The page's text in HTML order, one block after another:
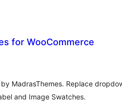
for WooCommerce
MadrasThemes. Replace
and Image Swatches.